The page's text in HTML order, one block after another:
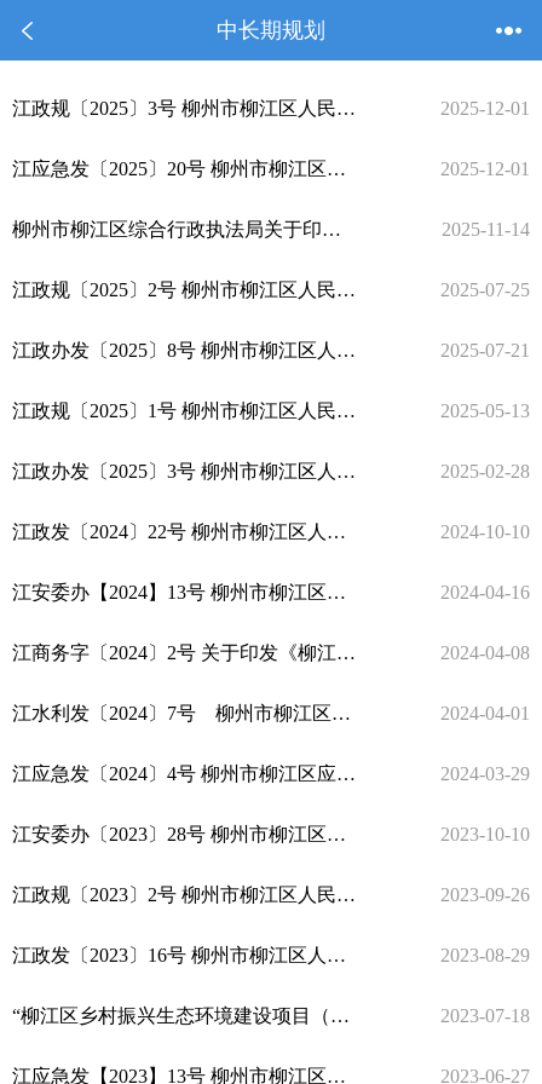
中长期规划
江政规〔2025〕3号 柳州市柳江区人民政府关于印发《柳州市柳江区乡村地区“通则式”规划管理规定（试行）》的通知 2025-12-01
江应急发〔2025〕20号 柳州市柳江区应急管理局关于印发《柳江区烟花爆竹零售经营许可规划布点工作实施方案》的通知 2025-12-01
柳州市柳江区综合行政执法局关于印发《柳州市柳江区建筑垃圾污染环境防治工作规划 （2025年-2035年）》的通知 2025-11-14
江政规〔2025〕2号 柳州市柳江区人民政府关于印发《柳州市柳江区分布式光伏发电安全管理暂行办法》的通知 2025-07-25
江政办发〔2025〕8号 柳州市柳江区人民政府办公室关于印发《2025年柳州市柳江区第二轮土地承包到期后再延长30年试点工作实施方案》的通知 2025-07-21
江政规〔2025〕1号 柳州市柳江区人民政府关于印发《柳州市柳江区政府投资项目管理办法（2025年修订版）》的通知 2025-05-13
江政办发〔2025〕3号 柳州市柳江区人民政府办公室关于印发《柳州市柳江区2025年耕地地力保护补贴实施方案》的通知 2025-02-28
江政发〔2024〕22号 柳州市柳江区人民政府关于印发《柳江区国家生态文明建设示范区规划（2023-2030年）》的通知 2024-10-10
江安委办【2024】13号 柳州市柳江区安全生产委员会办公室关于印发《柳江区安全生产治本攻坚三年行动实施方案（2024—2026年）》子方案的通知 2024-04-16
江商务字〔2024〕2号 关于印发《柳江区商务系统安全生产治本攻坚三年行动方案（2024-2026）》的通知 2024-04-08
江水利发〔2024〕7号 柳州市柳江区水利局关于印发水利系统安全生产治本攻坚三年行动实施方案的通知 2024-04-01
江应急发〔2024〕4号 柳州市柳江区应急管理局关于印发《全区化工和危险化学品安全生产治本攻坚三年行动实施方案 （2024-2026年）》的通知 2024-03-29
江安委办〔2023〕28号 柳州市柳江区安全生产委员会办公室关于印发《柳江区烟花爆竹零售经营许可规划布点工作实施方案》的通知 2023-10-10
江政规〔2023〕2号 柳州市柳江区人民政府关于印发柳州市柳江区污染天气应急预案（2023年修订）的通知 2023-09-26
江政发〔2023〕16号 柳州市柳江区人民政府关于印发《柳州市柳江区 “十四五”节能减排综合实施方案》的通知 2023-08-29
“柳江区乡村振兴生态环境建设项目（一期）-保村河河道整治沿岸滨江绿带景观工程”规划总平预审（2023-137#）已经我局批准 2023-07-18
江应急发【2023】13号 柳州市柳江区应急管理局 柳州市柳江区发展和改革局关于印发《柳江区应急体系建设“十四五”规划》的通知 2023-06-27